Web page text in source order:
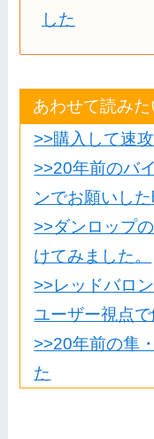
した
あわせて読みた
>>購入して速
>>20年前のバ
ンでお願いし
>>ダンロップ
けてみました。
>>レッドバロ
ユーザー視点で
>>20年前の隼
た